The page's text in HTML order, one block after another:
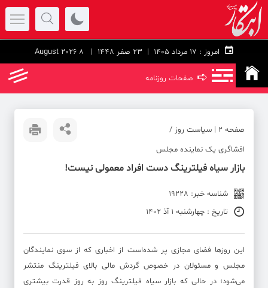
امروز : 23 صفر 1448 | 8 August 2026
➪ صفحات روزنامه
صفحه ۲ | سیاست روز /
افشاگری یک نماینده مجلس
بازار سیاه فیلترینگ دست افراد معمولی نیست!
شناسه خبر: 19228
تاریخ : چهارشنبه 1 آذ 1402
این روزها فضای مجازی پر شده‌است از اخباری که از سوی نمایندگان
مجلس و مسئولان در خصوص گردش مالی بالای فیلترینگ منتشر
می‌شود؛ در حالی که بازار سیاه فیلترینگ روز به روز قدرت بیشتری